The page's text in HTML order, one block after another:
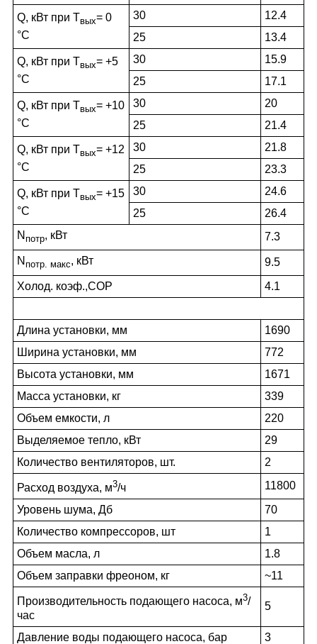
Q, кВт при Твых= 0
°С
30
12.4
25
13.4
Q, кВт при Твых= +5
°С
30
15.9
25
17.1
Q, кВт при Твых= +10
°С
30
20
25
21.4
Q, кВт при Твых= +12
°С
30
21.8
25
23.3
Q, кВт при Твых= +15
°С
30
24.6
25
26.4
N потр, кВт
7.3
N потр. макс, кВт
9.5
Холод. коэф.,COP
4.1
Длина установки, мм
1690
Ширина установки, мм
772
Высота установки, мм
1671
Масса установки, кг
339
Объем емкости, л
220
Выделяемое тепло, кВт
29
Количество вентиляторов, шт.
2
Расход воздуха, м3/ч
11800
Уровень шума, Дб
70
Количество компрессоров, шт
1
Объем масла, л
1.8
Объем заправки фреоном, кг
~11
Производительность подающего насоса, м3/
час
5
Давление воды подающего насоса, бар 3